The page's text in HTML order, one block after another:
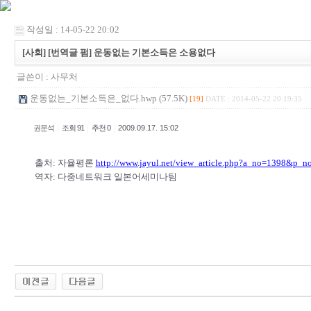
작성일 : 14-05-22 20:02
[사회] [번역글 펌] 운동없는 기본소득은 소용없다
글쓴이 : 사무처
운동없는_기본소득은_없다.hwp (57.5K) [19] DATE : 2014-05-22 20:19:35
권문석 조회 91 추천 0 2009.09.17. 15:02
출처: 자율평론 http://www.jayul.net/
역자: 다중네트워크 일본어세미나팀